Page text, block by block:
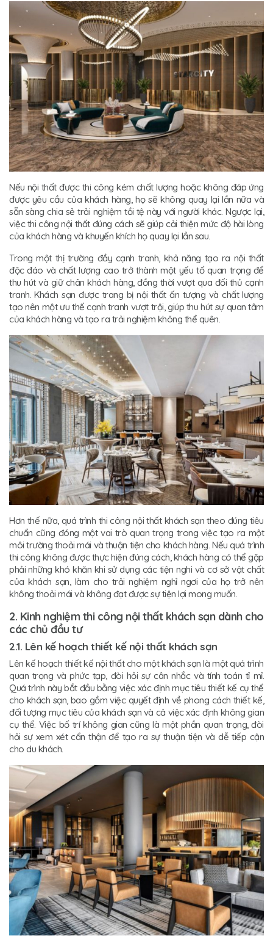
Nếu nội thất được thi công kém chất lượng hoặc không đáp ứng
được yêu cầu của khách hàng, họ sẽ không quay lại lần nữa và
sẵn sàng chia sẻ trải nghiệm tồi tệ này với người khác. Ngược lại,
việc thi công nội thất đúng cách sẽ giúp cải thiện mức độ hài lòng
của khách hàng và khuyến khích họ quay lại lần sau.
Trong một thị trường đầy cạnh tranh, khả năng tạo ra nội thất
độc đáo và chất lượng cao trở thành một yếu tố quan trọng để
thu hút và giữ chân khách hàng, đồng thời vượt qua đối thủ cạnh
tranh. Khách sạn được trang bị nội thất ấn tượng và chất lượng
tạo nên một ưu thế cạnh tranh vượt trội, giúp thu hút sự quan tâm
của khách hàng và tạo ra trải nghiệm không thể quên.
Hơn thế nữa, quá trình thi công nội thất khách sạn theo đúng tiêu
chuẩn cũng đóng một vai trò quan trọng trong việc tạo ra một
môi trường thoải mái và thuận tiện cho khách hàng. Nếu quá trình
thi công không được thực hiện đúng cách, khách hàng có thể gặp
phải những khó khăn khi sử dụng các tiện nghi và cơ sở vật chất
của khách sạn, làm cho trải nghiệm nghỉ ngơi của họ trở nên
không thoải mái và không đạt được sự tiện lợi mong muốn.
2. Kinh nghiệm thi công nội thất khách sạn dành cho
các chủ đầu tư
2.1. Lên kế hoạch thiết kế nội thất khách sạn
Lên kế hoạch thiết kế nội thất cho một khách sạn là một quá trình
quan trọng và phức tạp, đòi hỏi sự cân nhắc và tính toán tỉ mỉ.
Quá trình này bắt đầu bằng việc xác định mục tiêu thiết kế cụ thể
cho khách sạn, bao gồm việc quyết định về phong cách thiết kế,
đối tượng mục tiêu của khách sạn và cả việc xác định không gian
cụ thể. Việc bố trí không gian cũng là một phần quan trọng, đòi
hỏi sự xem xét cẩn thận để tạo ra sự thuận tiện và dễ tiếp cận
cho du khách.